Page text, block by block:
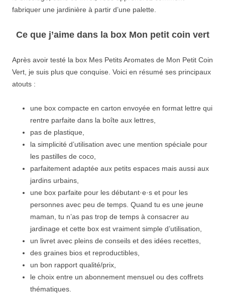
fabriquer une jardinière à partir d’une palette.
Ce que j’aime dans la box Mon petit coin vert
Après avoir testé la box Mes Petits Aromates de Mon Petit Coin
Vert, je suis plus que conquise. Voici en résumé ses principaux
atouts :
une box compacte en carton envoyée en format lettre qui
rentre parfaite dans la boîte aux lettres,
pas de plastique,
la simplicité d’utilisation avec une mention spéciale pour
les pastilles de coco,
parfaitement adaptée aux petits espaces mais aussi aux
jardins urbains,
une box parfaite pour les débutant·e·s et pour les
personnes avec peu de temps. Quand tu es une jeune
maman, tu n’as pas trop de temps à consacrer au
jardinage et cette box est vraiment simple d’utilisation,
un livret avec pleins de conseils et des idées recettes,
des graines bios et reproductibles,
un bon rapport qualité/prix,
le choix entre un abonnement mensuel ou des coffrets
thématiques.